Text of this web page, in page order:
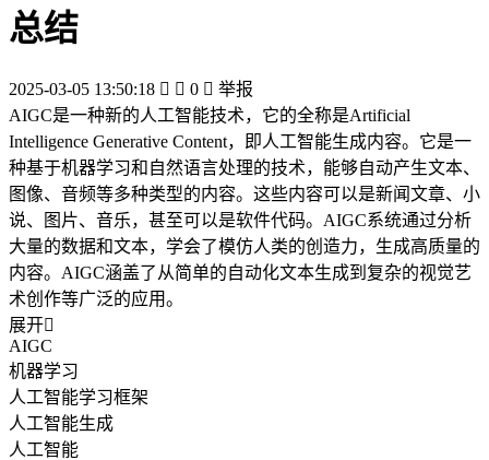
总结
2025-03-05 13:50:18   0  举报
AIGC是一种新的人工智能技术，它的全称是Artificial
Intelligence Generative Content，即人工智能生成内容。它是一
种基于机器学习和自然语言处理的技术，能够自动产生文本、
图像、音频等多种类型的内容。这些内容可以是新闻文章、小
说、图片、音乐，甚至可以是软件代码。AIGC系统通过分析
大量的数据和文本，学会了模仿人类的创造力，生成高质量的
内容。AIGC涵盖了从简单的自动化文本生成到复杂的视觉艺
术创作等广泛的应用。
展开
AIGC
机器学习
人工智能学习框架
人工智能生成
人工智能